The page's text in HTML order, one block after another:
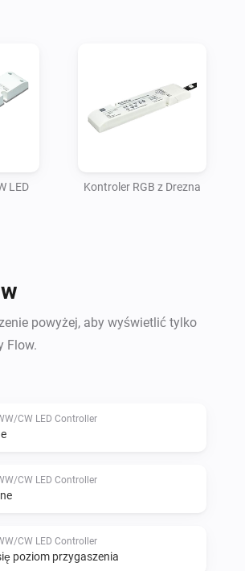
LED
Kontroler RGB z Drezna
powyżej, aby wyświetlić tylko
Flow.
CW LED Controller
CW LED Controller
CW LED Controller
poziom przygaszenia